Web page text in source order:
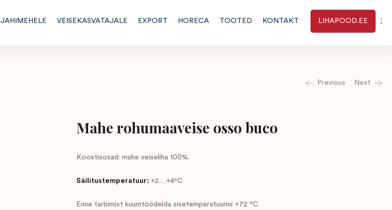
JAHIMEHELE VEISEKASVATAJALE EXPORT HORECA TOOTED KONTAKT LIHAPOOD.EE
Previous Next
Mahe rohumaaveise osso buco
Koostisosad: mahe veiseliha 100%.
Säilitustemperatuur: +2…+4ºC
Enne tarbimist kuumtöödelda sisetemperatuurini +72 °C.